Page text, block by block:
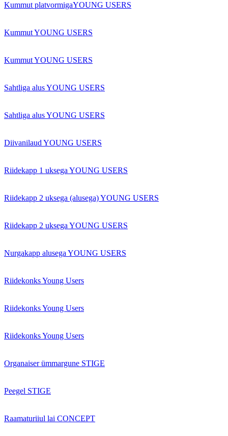
Kummut platvormigaYOUNG USERS
Kummut YOUNG USERS
Kummut YOUNG USERS
Sahtliga alus YOUNG USERS
Sahtliga alus YOUNG USERS
Diivanilaud YOUNG USERS
Riidekapp 1 uksega YOUNG USERS
Riidekapp 2 uksega (alusega) YOUNG USERS
Riidekapp 2 uksega YOUNG USERS
Nurgakapp alusega YOUNG USERS
Riidekonks Young Users
Riidekonks Young Users
Riidekonks Young Users
Organaiser ümmargune STIGE
Peegel STIGE
Raamaturiiul lai CONCEPT